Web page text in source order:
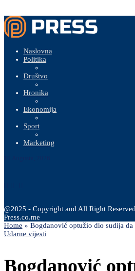
Naslovna
Politika
Društvo
Hronika
Ekonomija
Sport
Marketing
@2025 - Copyright and All Right Reserved
Press.co.me
Home » Bogdanović optužio dio sudija
Udarne vijesti
Bogdanović